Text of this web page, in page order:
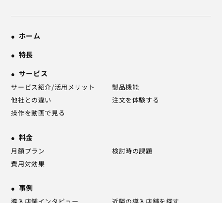
ホーム
特長
サービス
サービス紹介/活用メリット
製品機能
他社との違い
注文を体験する
操作を動画で見る
料金
月額プラン
検討時の課題
費用対効果
事例